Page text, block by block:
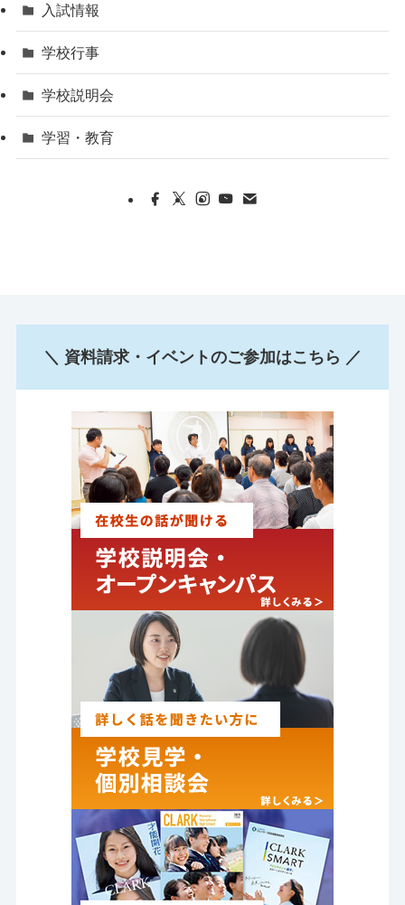
入試情報
学校行事
学校説明会
学習・教育
＼ 資料請求・イベントのご参加はこちら ／